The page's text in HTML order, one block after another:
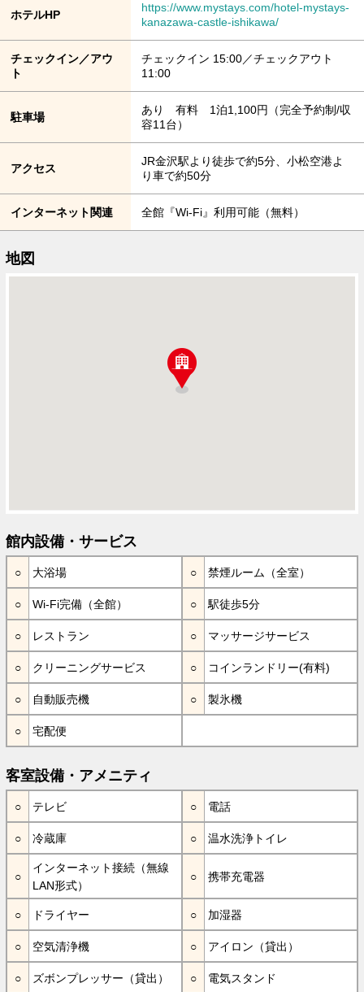
ホテルHP
https://www.mystays.com/hotel-mystays-
kanazawa-castle-ishikawa/
チェックイン／アウ
ト
チェックイン 15:00／チェックアウト
11:00
駐車場
あり 有料 1泊1,100円（完全予約制/収
容11台）
アクセス
JR金沢駅より徒歩で約5分、小松空港よ
り車で約50分
インターネット関連 全館『Wi-Fi』利用可能（無料）
地図
館内設備・サービス
大浴場 禁煙ルーム（全室）
Wi-Fi完備（全館） 駅徒歩5分
レストラン マッサージサービス
クリーニングサービス コインランドリー(有料)
自動販売機 製氷機
宅配便
客室設備・アメニティ
テレビ 電話
冷蔵庫 温水洗浄トイレ
インターネット接続（無線
LAN形式）
携帯充電器
ドライヤー 加湿器
空気清浄機 アイロン（貸出）
ズボンプレッサー（貸出） 電気スタンド